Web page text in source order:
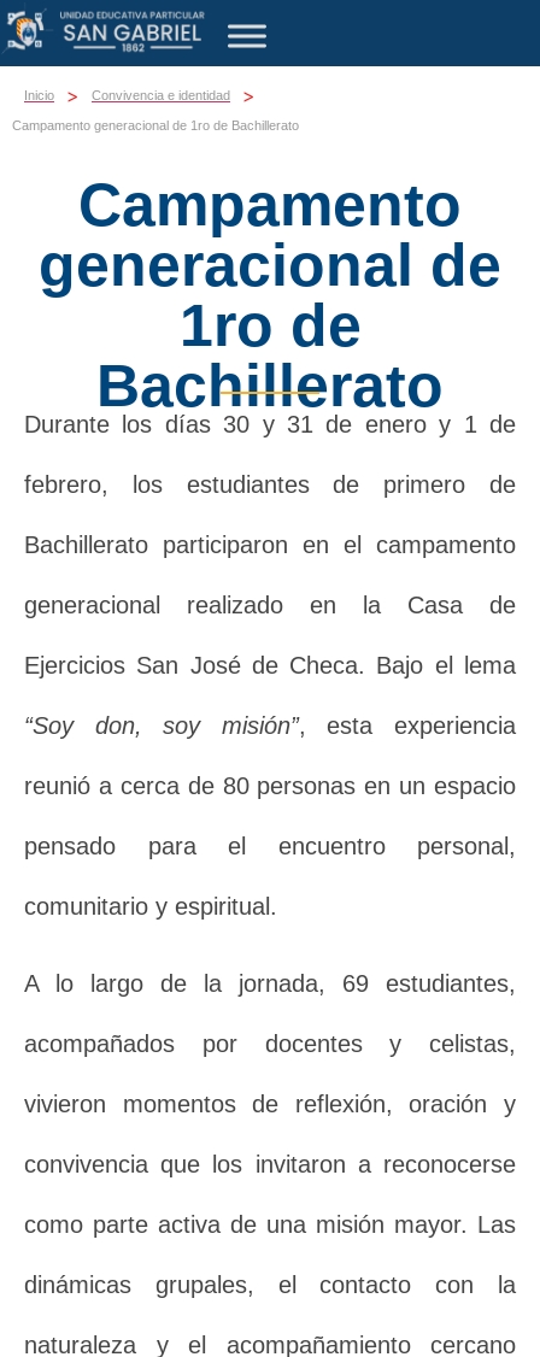
Inicio > Convivencia e identidad >
Campamento generacional de 1ro de Bachillerato
Campamento
generacional de
1ro de
Bachillerato
Durante los días 30 y 31 de enero y 1 de
febrero, los estudiantes de primero de
Bachillerato participaron en el campamento
generacional realizado en la Casa de
Ejercicios San José de Checa. Bajo el lema
“Soy don, soy misión”, esta experiencia
reunió a cerca de 80 personas en un espacio
pensado para el encuentro personal,
comunitario y espiritual.
A lo largo de la jornada, 69 estudiantes,
acompañados por docentes y celistas,
vivieron momentos de reflexión, oración y
convivencia que los invitaron a reconocerse
como parte activa de una misión mayor. Las
dinámicas grupales, el contacto con la
naturaleza y el acompañamiento cercano